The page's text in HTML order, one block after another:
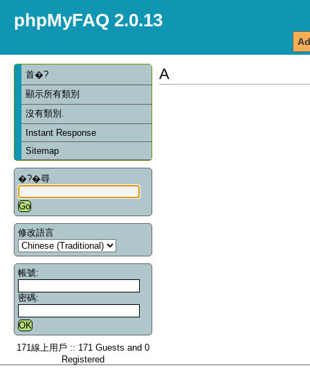
phpMyFAQ 2.0.13
首�?
顯示所有類別
沒有類別.
Instant Response
Sitemap
�?�尋
修改語言
帳號:
密碼:
171線上用戶 :: 171 Guests and 0
Registered
A